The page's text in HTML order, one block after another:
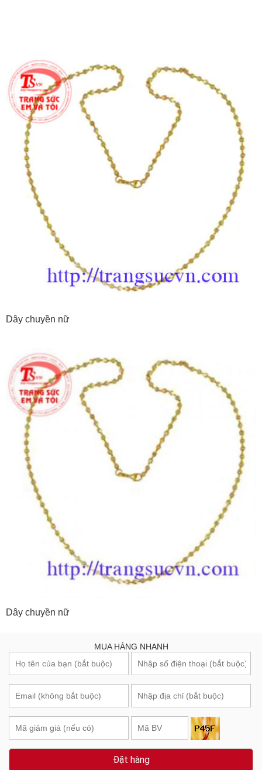
Dây chuyền nữ
Dây chuyền nữ
MUA HÀNG NHANH
Đặt hàng